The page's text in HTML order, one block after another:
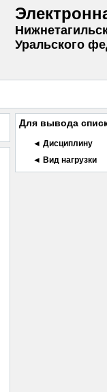
Уральского
Для вывода
◄ Дисциплину
◄ Вид нагрузки